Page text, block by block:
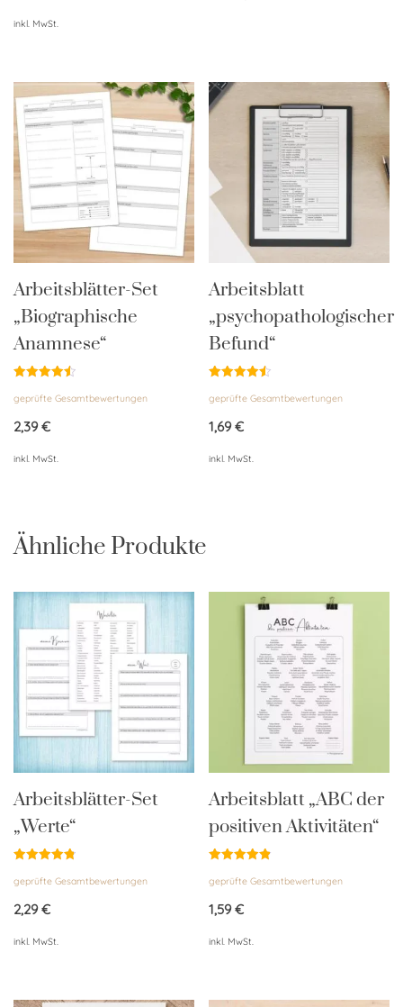
inkl. MwSt.
Arbeitsblätter-Set
„Biographische
Anamnese“
mit
von 5
geprüfte Gesamtbewertungen
2,39€
inkl. MwSt.
Arbeitsblatt
„psychopathologischer
Befund“
mit
von 5
geprüfte Gesamtbewertungen
1,69€
inkl. MwSt.
Ähnliche Produkte
Arbeitsblätter-Set
„Werte“
mit
von 5
geprüfte Gesamtbewertungen
2,29€
inkl. MwSt.
Arbeitsblatt „ABC der
positiven Aktivitäten“
mit
von 5
geprüfte Gesamtbewertungen
1,59€
inkl. MwSt.